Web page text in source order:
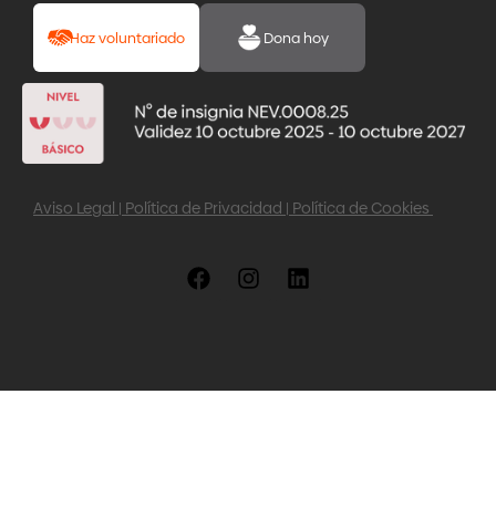
Haz voluntariado Dona hoy
Aviso Legal | Política de Privacidad | Política de Cookies